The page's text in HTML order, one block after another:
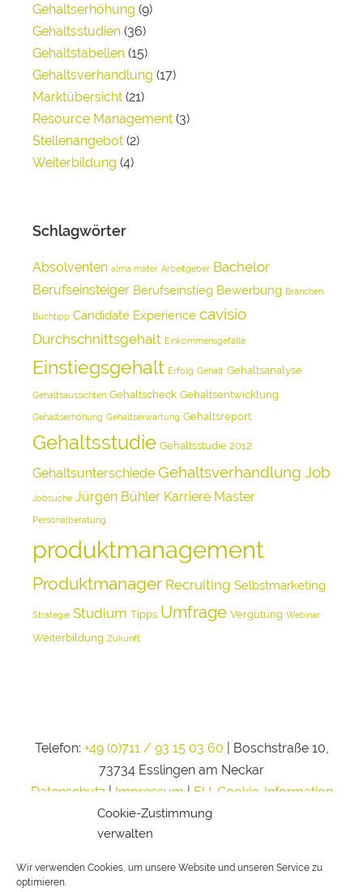
Cookie-Zustimmung
verwalten
Wir verwenden Cookies, um unsere Website und unseren Service zu
optimieren.
Gehaltserhöhung (9)
Gehaltsstudien (36)
Gehaltstabellen (15)
Gehaltsverhandlung (17)
Marktübersicht (21)
Resource Management (3)
Stellenangebot (2)
Weiterbildung (4)
Schlagwörter
Absolventen alma mater Arbeitgeber Bachelor
Berufseinsteiger Berufseinstieg Bewerbung Branchen
Buchtipp Candidate Experience cavisio
Durchschnittsgehalt Einkommensgefälle
Einstiegsgehalt Erfolg Gehalt Gehaltsanalyse
Gehaltsaussichten Gehaltscheck Gehaltsentwicklung
Gehaltserhöhung Gehaltserwartung Gehaltsreport
Gehaltsstudie Gehaltsstudie 2012
Gehaltsunterschiede Gehaltsverhandlung Job
Jobsuche Jürgen Bühler Karriere Master
Personalberatung
produktmanagement
Produktmanager Recruiting Selbstmarketing
Strategie Studium Tipps Umfrage Vergütung Webinar
Weiterbildung Zukunft
Telefon: +49 (0)711 / 93 15 03 60 | Boschstraße 10,
73734 Esslingen am Neckar
Datenschutz| Impressum | EU-Cookie-Information